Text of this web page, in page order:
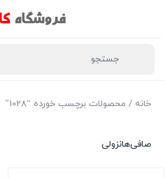
خانه / محصولات برچسب خورده “1028”
صافی‌هانزولی